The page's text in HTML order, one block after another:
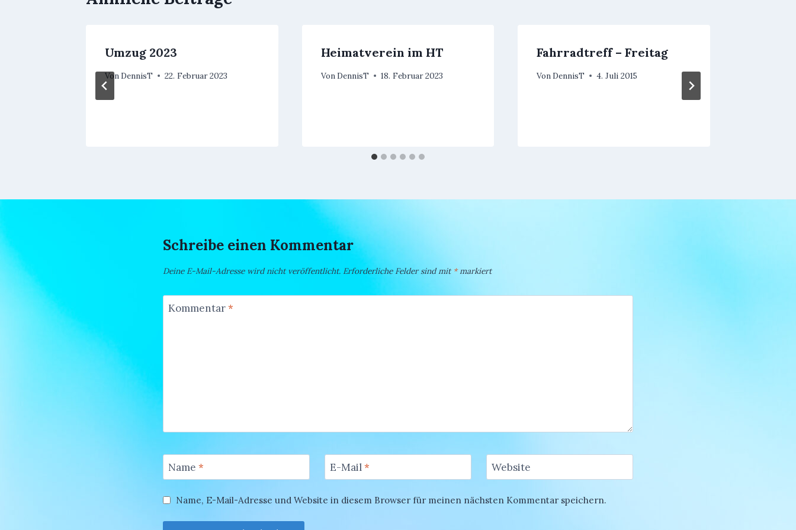
Umzug 2023
VonDennisT 22. Februar 2023
Heimatverein im HT
VonDennisT 18. Februar 2023
Fahrradtreff – Freitag
VonDennisT 4. Juli 2015
Schreibe einen Kommentar
Deine E-Mail-Adresse wird nicht veröffentlicht. Erforderliche Felder sind mit *markiert
Kommentar*
Name * E-Mail* Website
Name, E-Mail-Adresse und Website in diesem Browser für meinen nächsten Kommentar speichern.